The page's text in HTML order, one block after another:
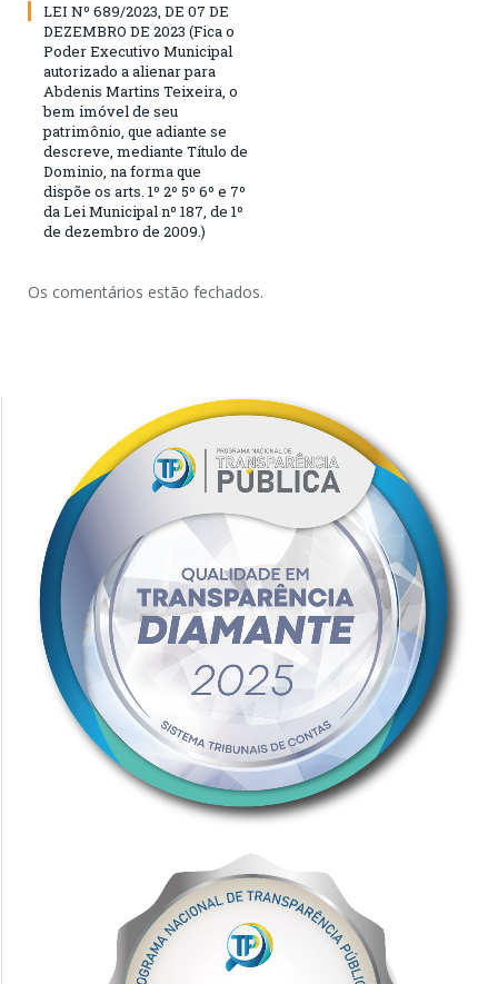
LEI Nº 689/2023, DE 07 DE
DEZEMBRO DE 2023 (Fica o
Poder Executivo Municipal
autorizado a alienar para
Abdenis Martins Teixeira, o
bem imóvel de seu
patrimônio, que adiante se
descreve, mediante Título de
Dominio, na forma que
dispõe os arts. 1º 2º 5º 6º e 7º
da Lei Municipal nº 187, de 1º
de dezembro de 2009.)
Os comentários estão fechados.